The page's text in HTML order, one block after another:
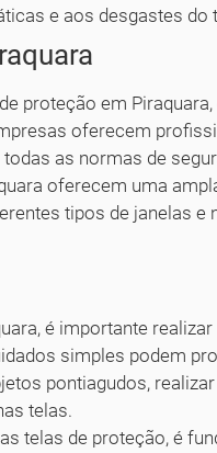
e aos desgastes do
proteção em
oferecem
as normas de
oferecem uma
tipos de janelas e
é importante
simples podem
pontiagudos,
telas.
telas de proteção, é